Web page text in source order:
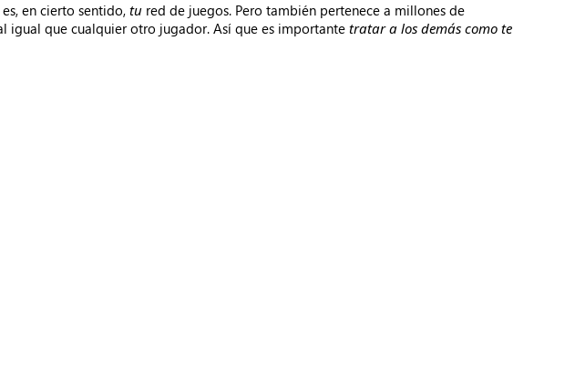
es, en cierto sentido,tu red de juegos. Pero también pertenece a millones de
igual que cualquier otro jugador. Así que es importantetratar a los demás como te